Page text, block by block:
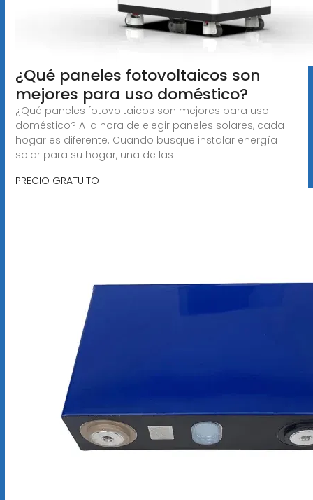
¿Qué paneles fotovoltaicos son
mejores para uso doméstico?
¿Qué paneles fotovoltaicos son mejores para uso
doméstico? A la hora de elegir paneles solares, cada
hogar es diferente. Cuando busque instalar energía
solar para su hogar, una de las
PRECIO GRATUITO